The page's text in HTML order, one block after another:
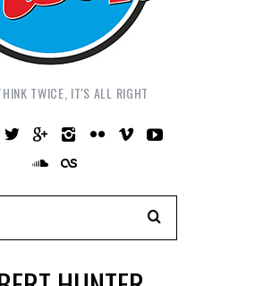
TWICE, IT'S ALL RIGHT